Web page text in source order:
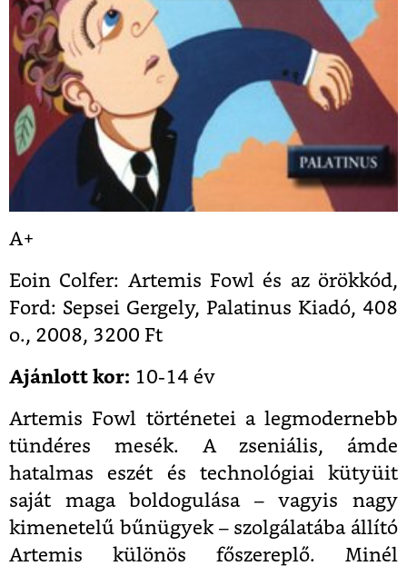
A+
Eoin Colfer: Artemis Fowl és az örökkód,
Ford: Sepsei Gergely, Palatinus Kiadó, 408
o., 2008, 3200 Ft
Ajánlott kor: 10-14 év
Artemis Fowl történetei a legmodernebb
tündéres mesék. A zseniális, ámde
hatalmas eszét és technológiai kütyüit
saját maga boldogulása – vagyis nagy
kimenetelű bűnügyek – szolgálatába állító
Artemis különös főszereplő. Minél